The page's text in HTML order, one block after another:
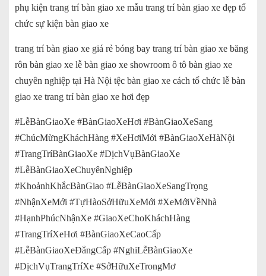
phụ kiện trang trí bàn giao xe mẫu trang trí bàn giao xe đẹp tổ
chức sự kiện bàn giao xe
trang trí bàn giao xe giá rẻ bóng bay trang trí bàn giao xe băng
rôn bàn giao xe lễ bàn giao xe showroom ô tô bàn giao xe
chuyên nghiệp tại Hà Nội tệc bàn giao xe cách tổ chức lễ bàn
giao xe trang trí bàn giao xe hơi đẹp
#LễBànGiaoXe #BànGiaoXeHơi #BànGiaoXeSang
#ChúcMừngKháchHàng #XeHơiMới #BànGiaoXeHàNội
#TrangTríBànGiaoXe #DịchVụBànGiaoXe
#LễBànGiaoXeChuyênNghiệp
#KhoảnhKhắcBànGiao #LễBànGiaoXeSangTrọng
#NhậnXeMới #TựHàoSởHữuXeMới #XeMớiVềNhà
#HạnhPhúcNhậnXe #GiaoXeChoKháchHàng
#TrangTríXeHơi #BànGiaoXeCaoCấp
#LễBànGiaoXeĐẳngCấp #NghiLễBànGiaoXe
#DịchVụTrangTríXe #SởHữuXeTrongMơ